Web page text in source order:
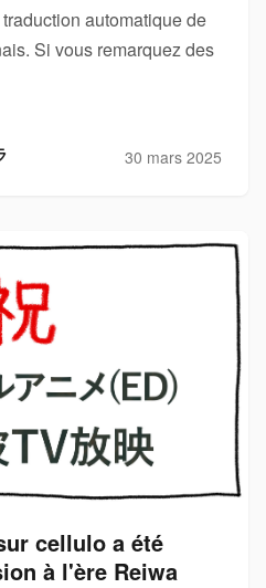
automatique de
Si vous remarquez des
30 mars 2025
cellulo a été
à l'ère Reiwa